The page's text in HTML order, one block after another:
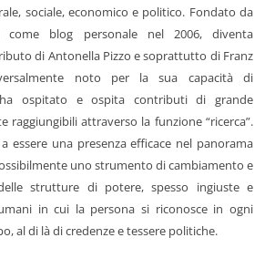
sociale, economico e politico. Fondato da
come blog personale nel 2006, diventa
di Antonella Pizzo e soprattutto di Franz
noto per la sua capacità di
ha ospitato e ospita contributi di grande
raggiungibili attraverso la funzione “ricerca”.
essere una presenza efficace nel panorama
uno strumento di cambiamento e
strutture di potere, spesso ingiuste e
in cui la persona si riconosce in ogni
al di là di credenze e tessere politiche.